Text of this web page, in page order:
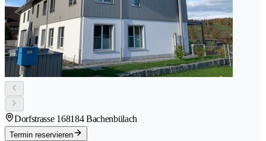
Dorfstrasse 168184 Bachenbülach
Termin reservieren